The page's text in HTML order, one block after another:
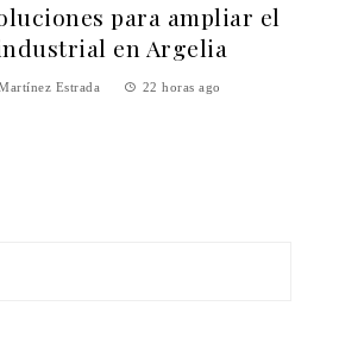
la regulación bancaria
de la Gran Depresión
Vilanova 3 días ago